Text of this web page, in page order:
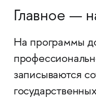
Главное —
На программы
записываются